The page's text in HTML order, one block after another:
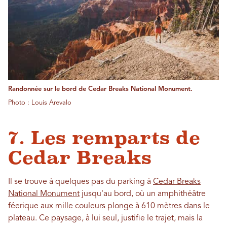
Randonnée sur le bord de Cedar Breaks National Monument.
Photo : Louis Arevalo
7. Les remparts de
Cedar Breaks
Il se trouve à quelques pas du parking à Cedar Breaks
National Monument jusqu'au bord, où un amphithéâtre
féerique aux mille couleurs plonge à 610 mètres dans le
plateau. Ce paysage, à lui seul, justifie le trajet, mais la